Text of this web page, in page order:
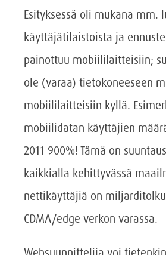
Esityksessä oli mukana mm.
käyttäjätilaistoista ja
painottuu mobiililaitteisiin;
ole (varaa) tietokoneeseen
mobiililaitteisiin kyllä.
mobiilidatan käyttäjien
2011 900%! Tämä on
kaikkialla kehittyvässä
nettikäyttäjiä on
CDMA/edge verkon varassa.